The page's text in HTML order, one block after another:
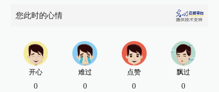
您此时的心情
开心
0
难过
0
点赞
0
飘过
0